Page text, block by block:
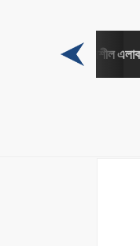
চাপ পরিমাপক পরিবর্তনশীল